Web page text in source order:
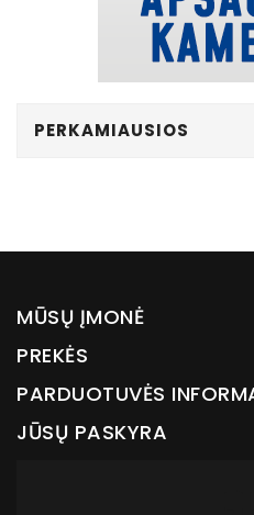
PERKAMIAUSIOS
MŪSŲ ĮMONĖ
PREKĖS
PARDUOTUVĖS
JŪSŲ PASKYRA